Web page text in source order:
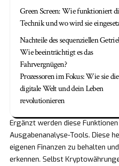
Green Screen: Wie funktioniert
Technik und wo wird sie
Nachteile des sequenziellen
Wie beeinträchtigt es das
Fahrvergnügen?
Prozessoren im Fokus: Wie sie die
digitale Welt und dein Leben
revolutionieren
Ergänzt werden diese
Ausgabenanalyse-Tools. Diese
eigenen Finanzen zu behalten
erkennen. Selbst